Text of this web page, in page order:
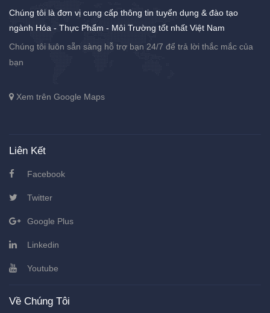
Chúng tôi là đơn vị cung cấp thông tin tuyển dụng & đào tạo
ngành Hóa - Thực Phẩm - Môi Trường tốt nhất Việt Nam
Chúng tôi luôn sẵn sàng hỗ trợ bạn 24/7 để trả lời thắc mắc của
bạn
Xem trên Google Maps
Liên Kết
Facebook
Twitter
Google Plus
Linkedin
Youtube
Về Chúng Tôi